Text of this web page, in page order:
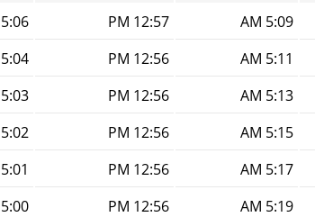
5:09 AM
12:57 PM
5:06 PM
5:11 AM
12:56 PM
5:04 PM
5:13 AM
12:56 PM
5:03 PM
5:15 AM
12:56 PM
5:02 PM
5:17 AM
12:56 PM
5:01 PM
5:19 AM
12:56 PM
5:00 PM